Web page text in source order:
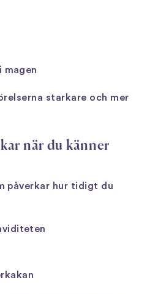
magen
starkare och mer
när du känner
påverkar hur tidigt du